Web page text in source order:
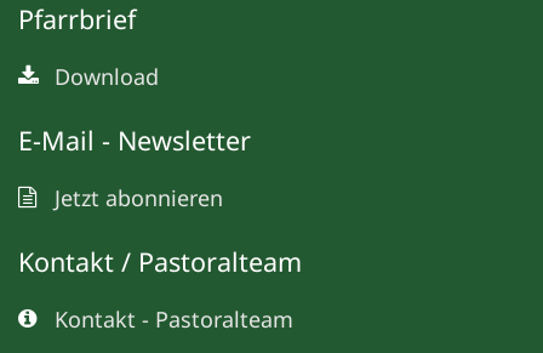
Pfarrbrief
Download
E-Mail - Newsletter
Jetzt abonnieren
Kontakt / Pastoralteam
Kontakt - Pastoralteam